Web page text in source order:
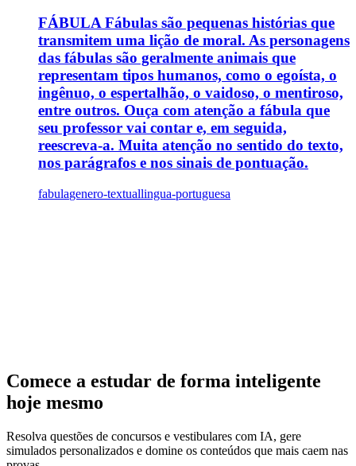
FÁBULA Fábulas são pequenas histórias que
transmitem uma lição de moral. As personagens
das fábulas são geralmente animais que
representam tipos humanos, como o egoísta, o
ingênuo, o espertalhão, o vaidoso, o mentiroso,
entre outros. Ouça com atenção a fábula que
seu professor vai contar e, em seguida,
reescreva-a. Muita atenção no sentido do texto,
nos parágrafos e nos sinais de pontuação.
fabulagenero-textuallingua-portuguesa
Comece a estudar de forma inteligente
hoje mesmo
Resolva questões de concursos e vestibulares com IA, gere
simulados personalizados e domine os conteúdos que mais caem nas